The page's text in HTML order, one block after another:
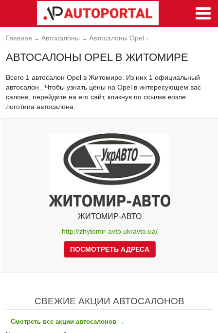
Главная → Автосалоны → Автосалоны Opel ↓
АВТОСАЛОНЫ OPEL В ЖИТОМИРЕ
Всего 1 автосалон Opel в Житомире. Из них 1 официальный
автосалон . Чтобы узнать цены на Opel в интересующем вас
салоне, перейдите на его сайт, кликнув по ссылке возле
логотипа автосалона.
ЖИТОМИР-АВТО
http://zhytomir-avto.ukravto.ua/
ПОСМОТРЕТЬ АДРЕСА
СВЕЖИЕ АКЦИИ АВТОСАЛОНОВ
Смотреть все акции автосалонов →